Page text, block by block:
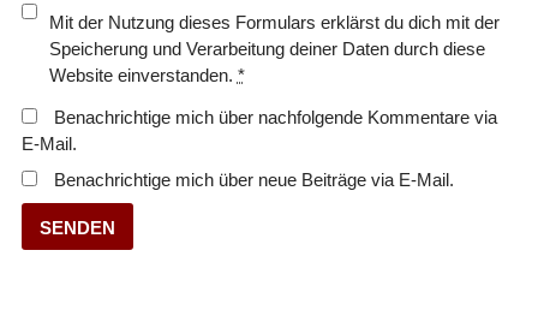
Mit der Nutzung dieses Formulars erklärst du dich mit der
Speicherung und Verarbeitung deiner Daten durch diese
Website einverstanden. *
Benachrichtige mich über nachfolgende Kommentare via
E-Mail.
Benachrichtige mich über neue Beiträge via E-Mail.